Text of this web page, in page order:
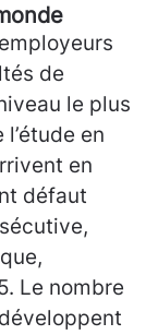
de
le plus
en
en
défaut
Le nombre